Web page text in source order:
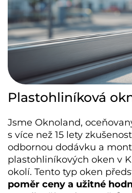
Plastohliníková
Jsme Oknoland,
s více než 15 lety
odbornou dodávku a
plastohliníkových oken v
okolí. Tento typ oken
poměr ceny a užitné